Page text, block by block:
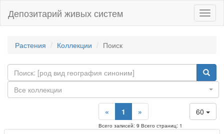
Депозитарий живых систем
Растения Коллекции Поиск
Все коллекции
60
« 1 »
Всего записей: 9 Всего страниц: 1